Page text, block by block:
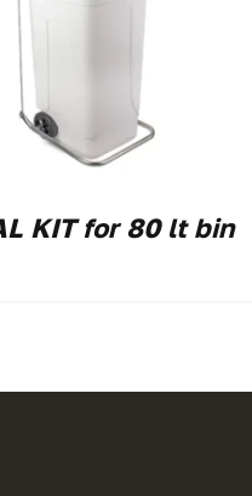
KIT for 80 lt bin